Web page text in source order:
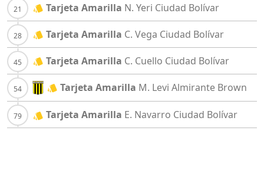
Tarjeta Amarilla N. Yeri Ciudad Bolívar
Tarjeta Amarilla C. Vega Ciudad Bolívar
Tarjeta Amarilla C. Cuello Ciudad Bolívar
Tarjeta Amarilla M. Levi Almirante Brown
Tarjeta Amarilla E. Navarro Ciudad Bolívar